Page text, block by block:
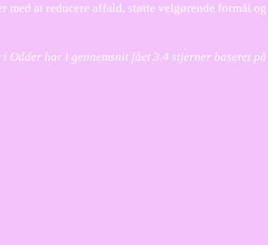
med at reducere affald, støtte velgørende formål
Odder har i gennemsnit fået 3.4 stjerner baseret på